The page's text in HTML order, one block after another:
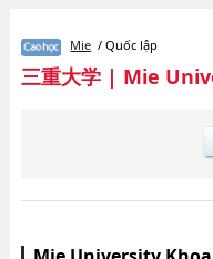
thiết dành cho du học sinh,
and Social
khoa nghiên cứu, thông tin
sinh, số lượng trúng tuyển, cở
Mie / Quốc lập
三重大学| Mie